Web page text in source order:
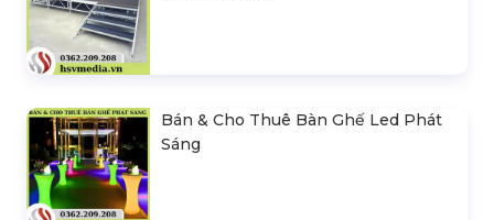
Bán & Cho Thuê Bàn Ghế Led Phát
Sáng